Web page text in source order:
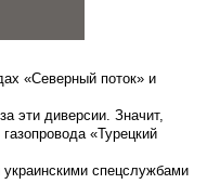
«Северный поток» и
эти диверсии. Значит,
«Турецкий
украинскими спецслужбами